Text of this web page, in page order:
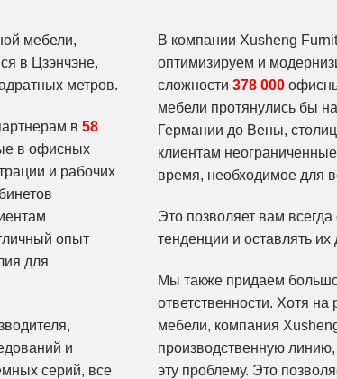
мебели,
в Цзэнчэне,
метров.
в 58
в офисных
и рабочих
опыт
для
и
серий, все
В компании Xusheng
оптимизируем и
сложности 378 000
мебели протянулись бы
Германии до Вены,
клиентам
время, необходимое для
Это позволяет вам
тенденции и оставлять их
Мы также придаем
ответственности. Хотя
мебели, компания
производственную
эту проблему. Это